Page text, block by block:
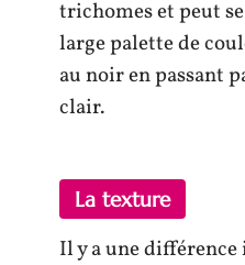
trichomes et peut
large palette de
au noir en passant
clair.
La texture
Il y a une